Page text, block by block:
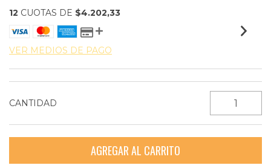
12 CUOTAS DE $4.202,33
VER MEDIOS DE PAGO
CANTIDAD